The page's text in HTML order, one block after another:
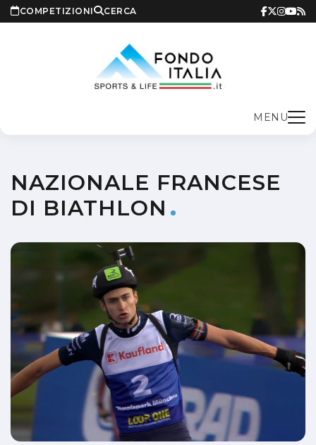
COMPETIZIONI CERCA
MENU
NAZIONALE FRANCESE
DI BIATHLON